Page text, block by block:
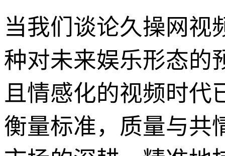
当我们谈论久操网视
种对未来娱乐形态的
且情感化的视频时代
衡量标准，质量与共